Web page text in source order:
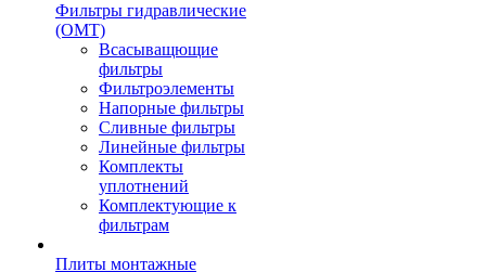
Фильтры гидравлические
(OMT)
Всасыващющие
фильтры
Фильтроэлементы
Напорные фильтры
Сливные фильтры
Линейные фильтры
Комплекты
уплотнений
Комплектующие к
фильтрам
Плиты монтажные